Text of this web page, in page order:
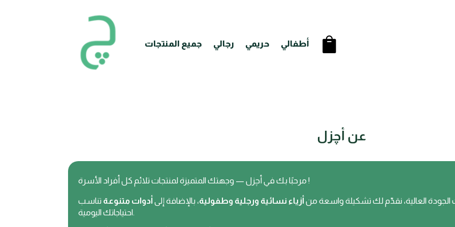
جميع المنتجات رجالي حريمي أطفالي
عن أچزل
مرحبًا بك في أچزل — وجهتك المتميزة لمنتجات تلائم كل أفراد الأسرة !
العالية، نقدّم لك تشكيلة واسعة من أزياء نسائية ورجلية وطفولية، بالإضافة إلى أدوات متنوعة تناسب
احتياجاتك اليومية.